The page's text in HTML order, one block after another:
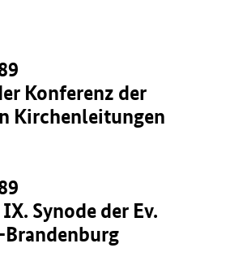
Konferenz der
Kirchenleitungen
Synode der Ev.